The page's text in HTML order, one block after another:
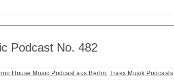
Podcast No. 482
House Music Podcast aus Berlin, Traex Musik Podcasts